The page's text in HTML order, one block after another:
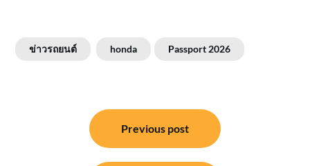
ข่าวรถยนต์ honda Passport 2026
Previous post